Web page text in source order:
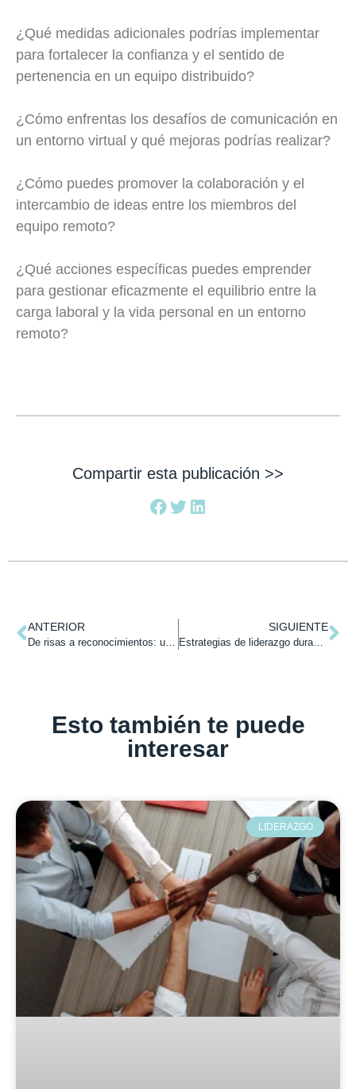
¿Qué medidas adicionales podrías implementar
para fortalecer la confianza y el sentido de
pertenencia en un equipo distribuido?
¿Cómo enfrentas los desafíos de comunicación en
un entorno virtual y qué mejoras podrías realizar?
¿Cómo puedes promover la colaboración y el
intercambio de ideas entre los miembros del
equipo remoto?
¿Qué acciones específicas puedes emprender
para gestionar eficazmente el equilibrio entre la
carga laboral y la vida personal en un entorno
remoto?
Compartir esta publicación >>
ANTERIOR SIGUIENTE
Estrategias de liderazgo durante la adversidad.
Esto también te puede
interesar
LIDERAZGO